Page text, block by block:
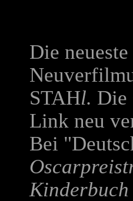
Die
STAHl. Die
Link neu
Bei